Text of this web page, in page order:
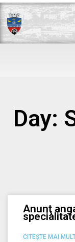
Skip
to
content
Day:
Anunţ
CITEŞTE MAI